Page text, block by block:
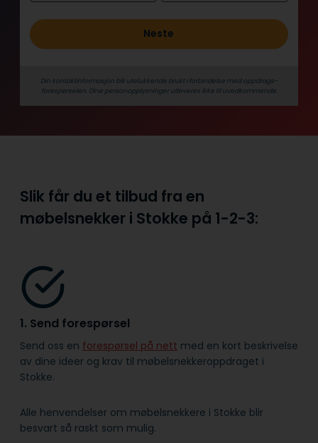
Neste
Din kontaktinformasjon blir utelukkende brukt i forbindelse med oppdrags­
forespørselen. Dine person­­opplysninger utleveres ikke til uvedkommende.
Slik får du et tilbud fra en
møbelsnekker i Stokke på 1-2-3:
1. Send forespørsel
Send oss en forespørsel på nett med en kort beskrivelse
av dine ideer og krav til møbelsnekkeroppdraget i
Stokke.
Alle henvendelser om møbelsnekkere i Stokke blir
besvart så raskt som mulig.